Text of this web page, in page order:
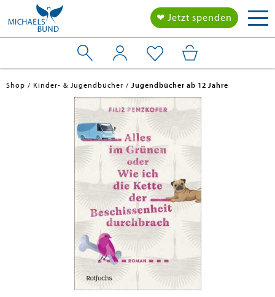
❤ Jetzt spenden
Shop Kinder- & Jugendbücher Jugendbücher ab 12 Jahre